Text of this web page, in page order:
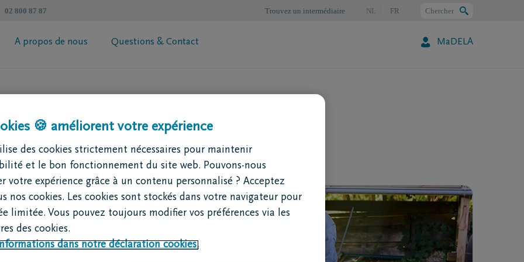
02 800 87 87 Chercher
Trouvez un intermédiaire NL FR
A propos de nous Questions & Contact MaDELA
Héritage DELA
de succession
Informations générales
Trouvez un intermédiaire
Demandez votre brochure
?
sa valeur à terme
votre police le 1er
automatique. Vous
🍪 améliorent votre expérience
des cookies strictement nécessaires pour maintenir
et le bon fonctionnement du site web. Pouvons-nous
votre expérience grâce à un contenu personnalisé ? Acceptez
nos cookies. Les cookies sont stockés dans votre navigateur pour
limitée. Vous pouvez toujours modifier vos préférences via les
des cookies.
dans notre déclaration cookies.